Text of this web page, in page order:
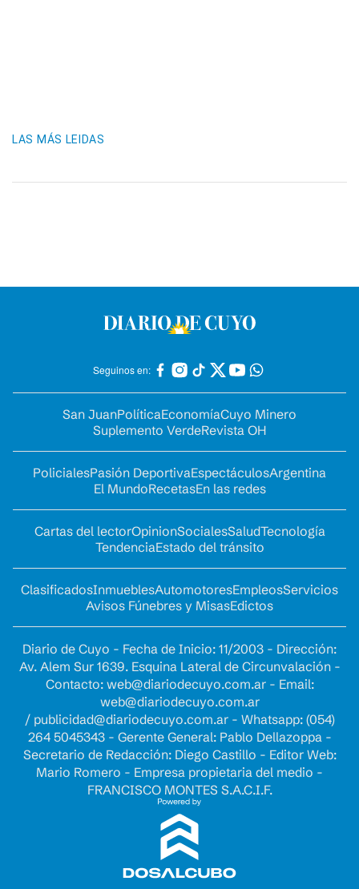
LAS MÁS LEIDAS
Seguinos en:
San JuanPolíticaEconomíaCuyo Minero
Suplemento VerdeRevista OH
PolicialesPasión DeportivaEspectáculosArgentina
El MundoRecetasEn las redes
Cartas del lectorOpinionSocialesSaludTecnología
TendenciaEstado del tránsito
ClasificadosInmueblesAutomotoresEmpleosServicios
Avisos Fúnebres y MisasEdictos
Diario de Cuyo - Fecha de Inicio: 11/2003 - Dirección:
Av. Alem Sur 1639. Esquina Lateral de Circunvalación -
Contacto: web@diariodecuyo.com.ar- Email:
web@diariodecuyo.com.ar
/ publicidad@diariodecuyo.com.ar- Whatsapp: (054)
264 5045343 - Gerente General: Pablo Dellazoppa -
Secretario de Redacción: Diego Castillo - Editor Web:
Mario Romero - Empresa propietaria del medio -
FRANCISCO MONTES S.A.C.I.F.